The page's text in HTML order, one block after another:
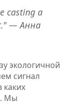
casting a
— Анна
экологичной
сигнал
каких
. Мы